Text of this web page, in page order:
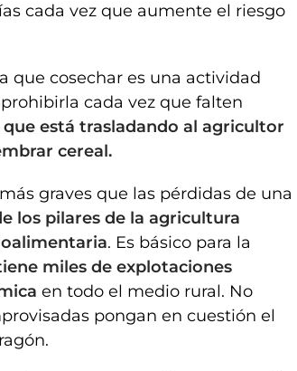
cada vez que aumente el riesgo
que cosechar es una actividad
cada vez que falten
que está trasladando al agricultor
cereal.
graves que las pérdidas de una
los pilares de la agricultura
. Es básico para la
miles de explotaciones
en todo el medio rural. No
pongan en cuestión el